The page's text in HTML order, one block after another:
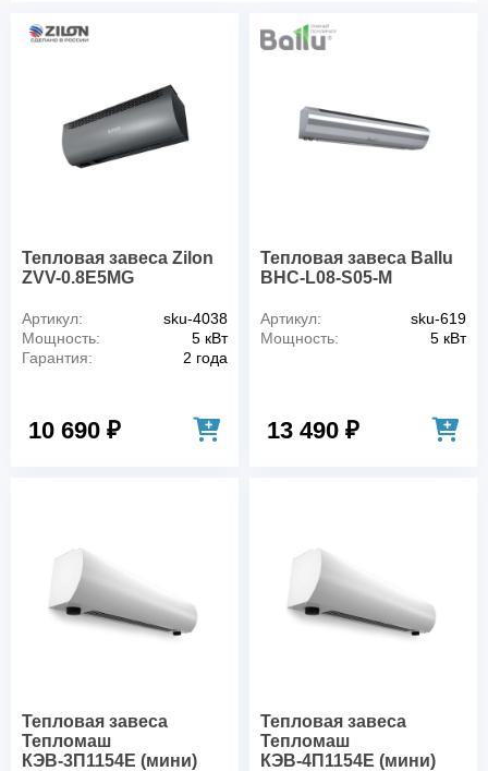
Недорогие
Дорогие
Тепловая завеса Zilon
ZVV-0.8E5MG
Артикул:
sku-4038
Мощность:
5 кВт
Гарантия:
2 года
10 690 ₽
Тепловая завеса Ballu
BHC-L08-S05-M
Артикул:
sku-619
Мощность:
5 кВт
13 490 ₽
Тепловая завеса
Тепломаш
КЭВ-3П1154E (мини)
Тепловая завеса
Тепломаш
КЭВ-4П1154E (мини)